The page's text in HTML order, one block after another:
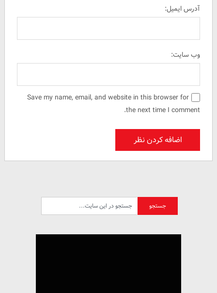
آدرس ایمیل:
وب سایت:
Save my name, email, and website in this browser for
the next time I comment.